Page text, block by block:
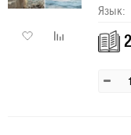
Язык: